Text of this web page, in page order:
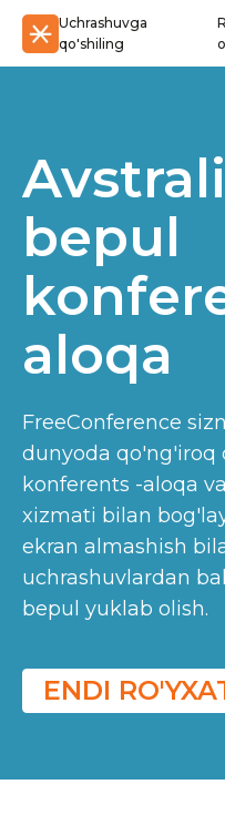
Uchrashuvga
qo'shiling
bepul
aloqa
FreeConference
dunyoda qo'ng'iroq
konferents -aloqa
xizmati bilan
ekran almashish
uchrashuvlardan
bepul yuklab olish.
ENDI